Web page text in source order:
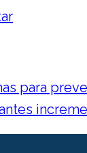
para